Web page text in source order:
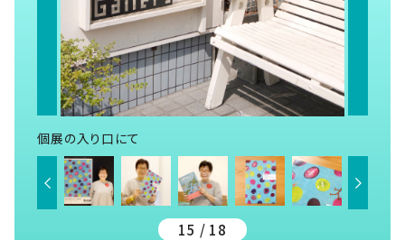
個展の入り口にて
15 / 18